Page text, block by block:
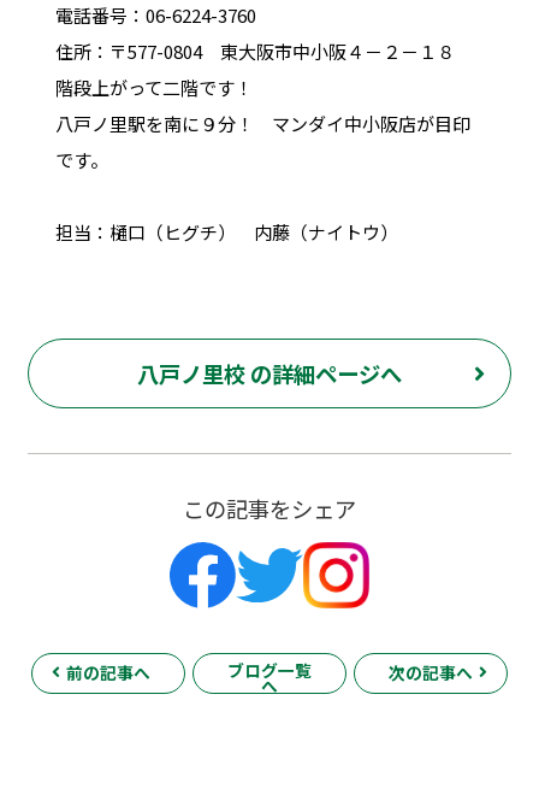
電話番号：06-6224-3760
住所：〒577-0804 東大阪市中小阪４－２－１８
階段上がって二階です！
八戸ノ里駅を南に９分！ マンダイ中小阪店が目印
です。
担当：樋口（ヒグチ） 内藤（ナイトウ）
八戸ノ里校 の詳細ページへ
この記事をシェア
前の記事へ ブログ一覧
へ
次の記事へ